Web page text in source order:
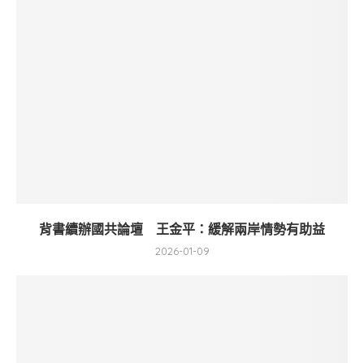
背書續辦國共論壇 王金平：緩解兩岸情勢有助益
2026-01-09